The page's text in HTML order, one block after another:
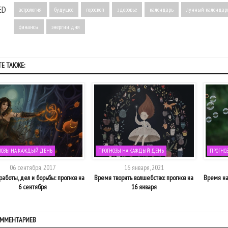
астрология будущее гороскоп здоровье календарь лунный
финансы энергии дня
ТАКЖЕ:
НА КАЖДЫЙ ДЕНЬ
06 сентября, 2017
дел и борьбы: прогноз на
6 сентября
ПРОГНОЗЫ НА КАЖДЫЙ ДЕНЬ
16 января, 2021
Время творить волшебство: прогноз на
16 января
Время